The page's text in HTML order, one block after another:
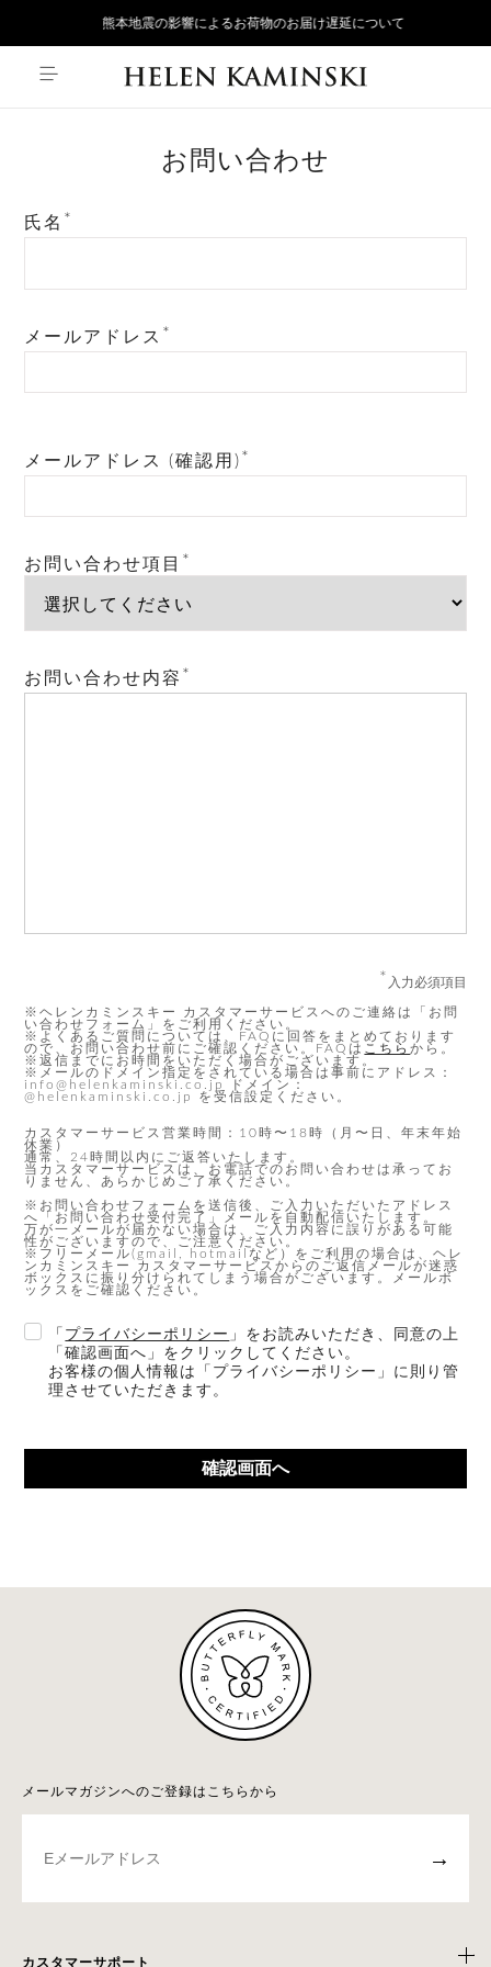
熊本地震の影響によるお荷物のお届け遅延について
お問い合わせ
氏名
メールアドレス
メールアドレス (確認用)
お問い合わせ項目
お問い合わせ内容
入力必須項目
※ヘレンカミンスキー カスタマーサービスへのご連絡は「お問
い合わせフォーム」をご利用ください。
※よくあるご質問については、FAQに回答をまとめております
ので、お問い合わせ前にご確認ください。FAQは こちらから。
※返信までにお時間をいただく場合がございます。
※メールのドメイン指定をされている場合は事前にアドレス：
info@helenkaminski.co.jp ドメイン：
@helenkaminski.co.jp を受信設定ください。
カスタマーサービス営業時間：10時〜18時（月〜日、年末年始
休業）
通常、24時間以内にご返答いたします。
当カスタマーサービスは、お電話でのお問い合わせは承ってお
りません、あらかじめご了承ください。
※お問い合わせフォームを送信後、ご入力いただいたアドレス
へ「お問い合わせ受付完了」メールを自動配信いたします。
万が一メールが届かない場合は、ご入力内容に誤りがある可能
性がございますので、ご注意ください。
※フリーメール(gmail, hotmailなど）をご利用の場合は、ヘレ
ンカミンスキー カスタマーサービスからのご返信メールが迷惑
ボックスに振り分けられてしまう場合がございます。メールボ
ックスをご確認ください。
「 プライバシーポリシー 」をお読みいただき、同意の上
「確認画面へ」をクリックしてください。
お客様の個人情報は「プライバシーポリシー」に則り管
理させていただきます。
確認画面へ
メールマガジンへのご登録はこちらから
→
カスタマーサポート